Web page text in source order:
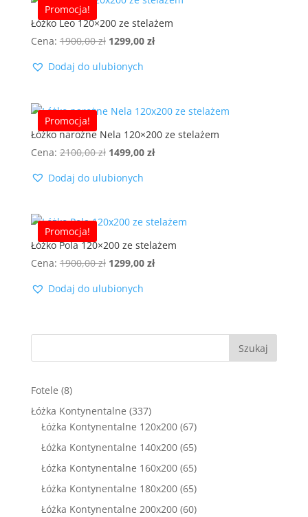
Promocja!
Łóżko Leo 120×200 ze stelażem
Cena: 1900,00zł Pierwotna
wynosiła:
1299,00 złAktualna
Dodaj do ulubionych
Promocja!
Łóżko narożne Nela 120×200 ze stelażem
Cena: 2100,00zł Pierwotna
wynosiła:
1499,00 złAktualna
Dodaj do ulubionych
Promocja!
Łóżko Pola 120×200 ze stelażem
Cena: 1900,00zł Pierwotna
wynosiła:
1299,00 złAktualna
Dodaj do ulubionych
Szukaj
Fotele 88
produktów
Łóżka Kontynentalne 337337
produktów
Łóżka Kontynentalne 120x200 6767
produktów
Łóżka Kontynentalne 140x200 6565
produktów
Łóżka Kontynentalne 160x200 6565
produktów
Łóżka Kontynentalne 180x200 6565
produktów
Łóżka Kontynentalne 200x200 6060